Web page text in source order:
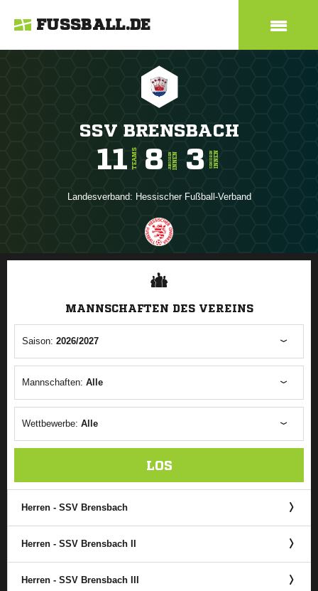
FUSSBALL.DE
SSV BRENSBACH
11 TEAMS 8 JUNIORENINNEN 3 SENIORENINNEN
Landesverband: Hessischer Fußball-Verband
ANZEIGE
MANNSCHAFTEN DES VEREINS
Saison: 2026/2027
Mannschaften: Alle
Wettbewerbe: Alle
LOS
Herren - SSV Brensbach
Herren - SSV Brensbach II
Herren - SSV Brensbach III